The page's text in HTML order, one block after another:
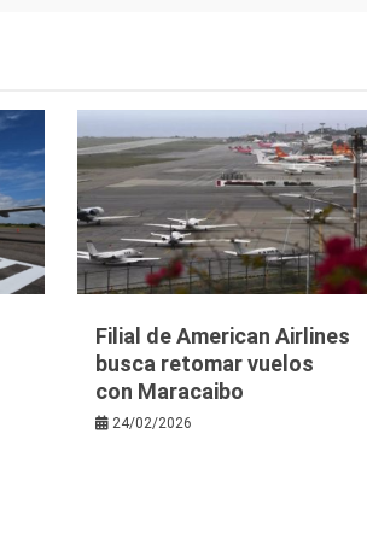
Filial de American Airlines
busca retomar vuelos
con Maracaibo
24/02/2026